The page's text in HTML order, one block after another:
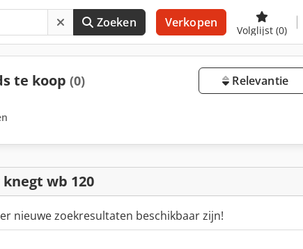
Zoeken Verkopen
Volglijst (0)
te koop (0) Relevantie
knegt wb 120
nieuwe zoekresultaten beschikbaar zijn!